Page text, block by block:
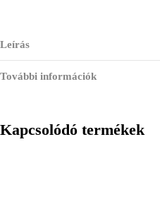
Leírás
További információk
Kapcsolódó termékek